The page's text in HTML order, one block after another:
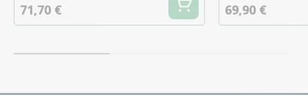
71,70 € 69,90 €